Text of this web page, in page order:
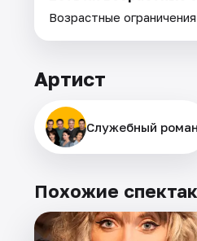
Возрастные
Артист
Служебный роман
Похожие